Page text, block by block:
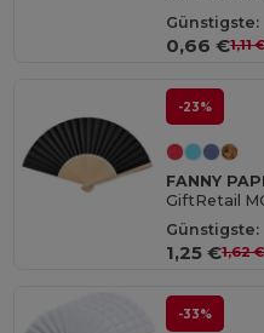
Günstigste:
0,66 €1,11
-23%
GiftRetail
Günstigste:
1,25 €1,62
-33%